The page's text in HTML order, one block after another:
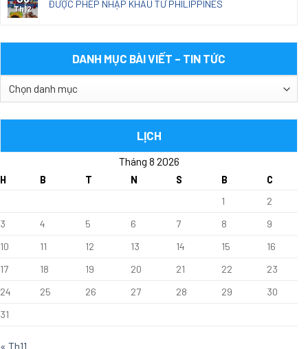
Th12
ĐƯỢC PHÉP NHẬP KHẨU TỪ PHILIPPINES
DANH MỤC BÀI VIẾT – TIN TỨC
DANH
TỨC
LỊCH
Tháng 8 2026
H B T N S B
C
1
2
3
4 5 6 7 8
9
10
11 12 13 14 15
16
17
18 19 20 21 22
23
24
25 26 27 28 29
30
31
« Th11